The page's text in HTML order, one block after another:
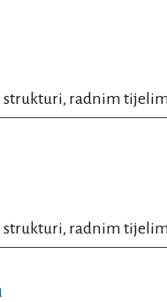
strukturi, radnim
strukturi, radnim